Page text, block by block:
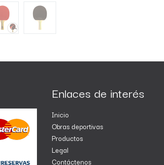
Enlaces de interés
Inicio
Obras deportivas
Productos
Legal
Contáctenos